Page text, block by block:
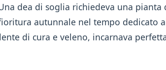
dea di soglia richiedeva una
autunnale nel tempo dedicato
di cura e veleno, incarnava